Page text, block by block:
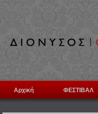
Αρχική ΦΕΣΤΙΒΑΛ